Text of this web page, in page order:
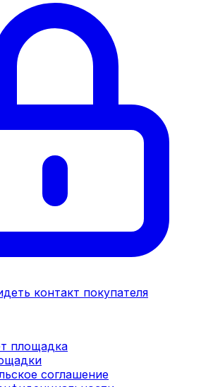
контакт покупателя
площадка
соглашение